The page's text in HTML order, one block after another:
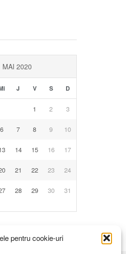
pentru cookie-uri
MAI 2020
J V S D
1 2 3
6 7 8 9 10
14 15 16 17
21 22 23 24
28 29 30 31